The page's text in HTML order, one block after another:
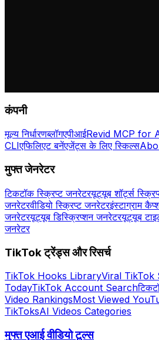
कंपनी
मूल्य निर्धारणब्लॉगएपीआईRevid MCP for
CLIएफिलिएट बनेंएजेंट्स के लिए स्किल्स
मुफ्त जेनरेटर
टिकटॉक स्क्रिप्ट जनरेटरयूट्यूब शॉर्ट्स
जनरेटरवीडियो स्क्रिप्ट जनरेटरइंस्टाग्राम
जनरेटरयूट्यूब डिस्क्रिप्शन जनरेटरयूट्यूब
जनरेटर
TikTok ट्रेंड्स और रिसर्च
TikTok Hooks LibraryViral TikTok
TodayTikTok Account Search
Video RankingsMost Viewed
TikToksAI Videos Categories
मुफ्त एआई वीडियो टूल्स